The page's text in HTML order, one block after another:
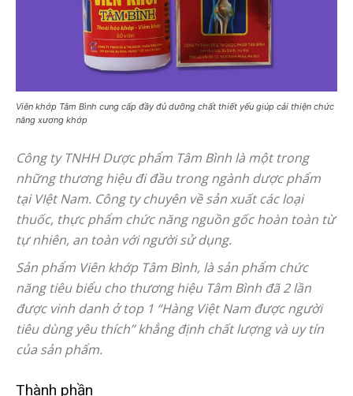
Viên khớp Tâm Bình cung cấp đầy đủ dưỡng chất thiết yếu giúp cải thiện chức
năng xương khớp
Công ty TNHH Dược phẩm Tâm Bình là một trong
những thương hiệu đi đầu trong ngành dược phẩm
tại VIệt Nam. Công ty chuyên về sản xuất các loại
thuốc, thực phẩm chức năng nguồn gốc hoàn toàn từ
tự nhiên, an toàn với người sử dụng.
Sản phẩm Viên khớp Tâm Bình, là sản phẩm chức
năng tiêu biểu cho thương hiệu Tâm Bình đã 2 lần
được vinh danh ở top 1 “Hàng Việt Nam được người
tiêu dùng yêu thích” khẳng định chất lượng và uy tín
của sản phẩm.
Thành phần